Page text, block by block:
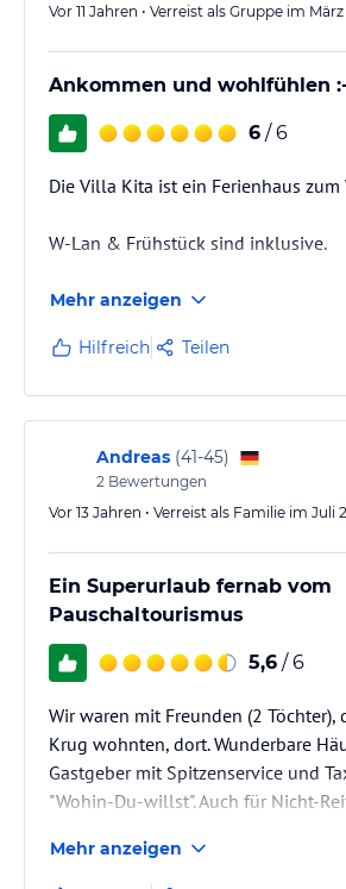
Vor 11 Jahren • Verreist als Gruppe im März
Ankommen und wohlfühlen
6 / 6
Die Villa Kita ist ein Ferienhaus
W-Lan & Frühstück sind inklusive.
Mehr anzeigen
Hilfreich Teilen
Andreas (41-45)
2 Bewertungen
Vor 13 Jahren • Verreist als Familie im Juli
Ein Superurlaub fernab vom
Pauschaltourismus
5,6 / 6
Wir waren mit Freunden (2 Töchter),
Krug wohnten, dort. Wunderbare
Gastgeber mit Spitzenservice und
"Wohin-Du-willst". Auch für Nicht-
Mehr anzeigen